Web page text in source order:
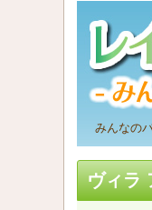
みんなの
ヴィラ